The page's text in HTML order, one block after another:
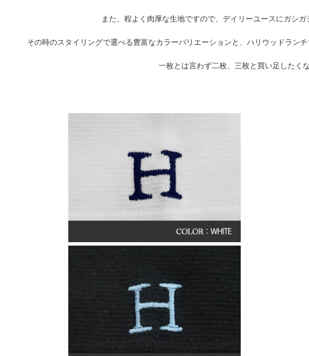
また、程よく肉厚な生地ですので、デイリーユースにガシ
その時のスタイリングで選べる豊富なカラーバリエーションと、ハリウッドラン
一枚とは言わず二枚、三枚と買い足したく